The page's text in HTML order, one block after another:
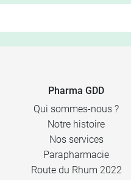
Pharma GDD
Qui sommes-nous ?
Notre histoire
Nos services
Parapharmacie
Route du Rhum 2022